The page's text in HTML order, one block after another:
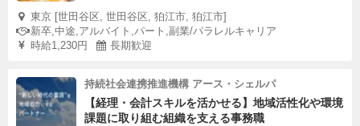
東京 [世田谷区, 世田谷区, 狛江市, 狛江市]
新卒,中途,アルバイト,パート,副業/パラレルキャリア
時給1,230円
長期歓迎
持続社会連携推進機構 アース・シェルパ
【経理・会計スキルを活かせる】地域活性化や環境
課題に取り組む組織を支える事務職